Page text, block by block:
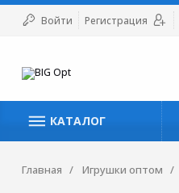
Войти Регистрация
КАТАЛОГ
Главная Игрушки оптом